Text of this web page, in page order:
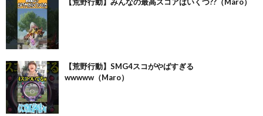
【荒野行動】SMG4スコがやばすぎる
wwwww（Maro）